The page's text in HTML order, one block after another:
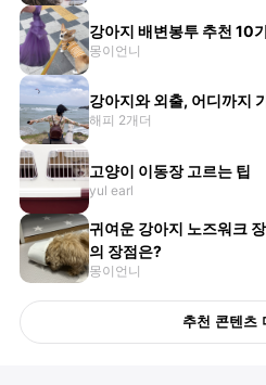
강아지 배변봉투 추천 10
몽이언니
강아지와 외출, 어디까지
해피 2개더
고양이 이동장 고르는 팁
yul earl
귀여운 강아지 노즈워크
의 장점은?
몽이언니
추천 콘텐츠